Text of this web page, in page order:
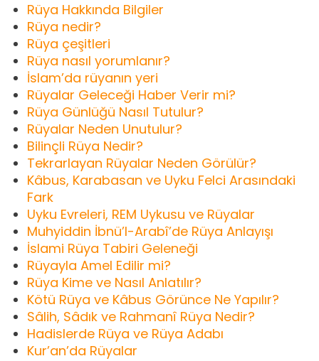
Rüya Hakkında Bilgiler
Rüya nedir?
Rüya çeşitleri
Rüya nasıl yorumlanır?
İslam’da rüyanın yeri
Rüyalar Geleceği Haber Verir mi?
Rüya Günlüğü Nasıl Tutulur?
Rüyalar Neden Unutulur?
Bilinçli Rüya Nedir?
Tekrarlayan Rüyalar Neden Görülür?
Kâbus, Karabasan ve Uyku Felci Arasındaki
Fark
Uyku Evreleri, REM Uykusu ve Rüyalar
Muhyiddin İbnü’l-Arabî’de Rüya Anlayışı
İslami Rüya Tabiri Geleneği
Rüyayla Amel Edilir mi?
Rüya Kime ve Nasıl Anlatılır?
Kötü Rüya ve Kâbus Görünce Ne Yapılır?
Sâlih, Sâdık ve Rahmanî Rüya Nedir?
Hadislerde Rüya ve Rüya Adabı
Kur’an’da Rüyalar